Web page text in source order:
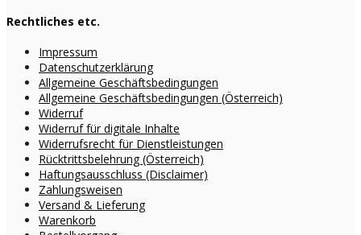
Rechtliches etc.
Impressum
Datenschutzerklärung
Allgemeine Geschäftsbedingungen
Allgemeine Geschäftsbedingungen (Österreich)
Widerruf
Widerruf für digitale Inhalte
Widerrufsrecht für Dienstleistungen
Rücktrittsbelehrung (Österreich)
Haftungsausschluss (Disclaimer)
Zahlungsweisen
Versand & Lieferung
Warenkorb